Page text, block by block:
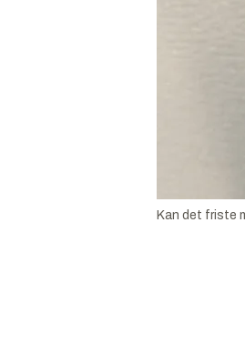
Kan det friste